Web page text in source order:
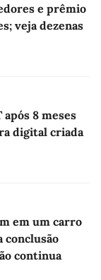
e prêmio
veja dezenas
8 meses
digital criada
em um carro
conclusão
continua